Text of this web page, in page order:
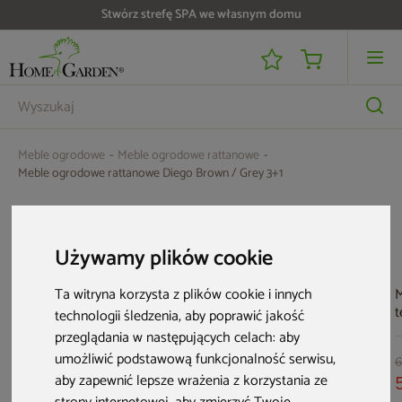
Używamy plików cookie
Ta witryna korzysta z plików cookie i innych
technologii śledzenia, aby poprawić jakość
przeglądania w następujących celach:aby
umożliwić podstawową funkcjonalność serwisu,
aby zapewnić lepsze wrażenia z korzystania ze
Stwórz strefę SPA we własnym domu
Meble ogrodowe
Meble ogrodowe rattanowe
Meble ogrodowe rattanowe Diego Brown / Grey 3+1